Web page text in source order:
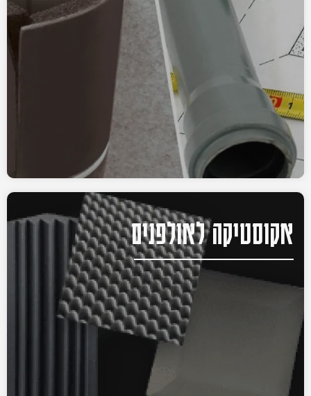
אקוסטיקה לאולפנים